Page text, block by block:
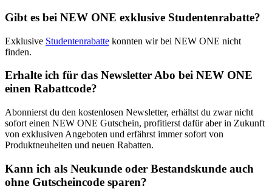
Gibt es bei NEW ONE exklusive Studentenrabatte?
Exklusive Studentenrabatte konnten wir bei NEW ONE nicht
finden.
Erhalte ich für das Newsletter Abo bei NEW ONE
einen Rabattcode?
Abonnierst du den kostenlosen Newsletter, erhältst du zwar nicht
sofort einen NEW ONE Gutschein, profitierst dafür aber in Zukunft
von exklusiven Angeboten und erfährst immer sofort von
Produktneuheiten und neuen Rabatten.
Kann ich als Neukunde oder Bestandskunde auch
ohne Gutscheincode sparen?